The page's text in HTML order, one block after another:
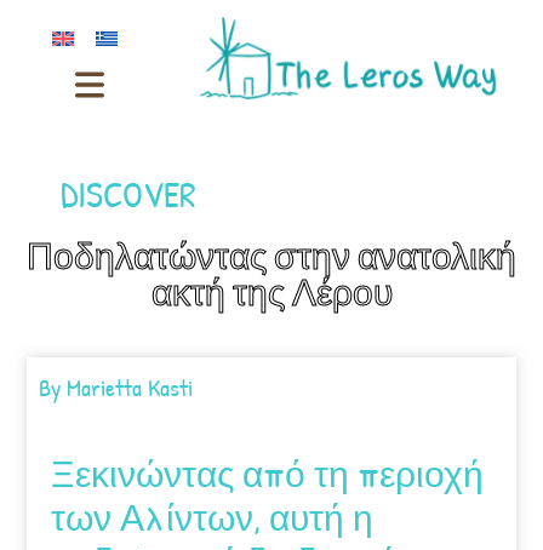
DISCOVER
Ποδηλατώντας στην ανατολική
ακτή της Λέρου
By Marietta Kasti
Ξεκινώντας από τη περιοχή
των Αλίντων, αυτή η